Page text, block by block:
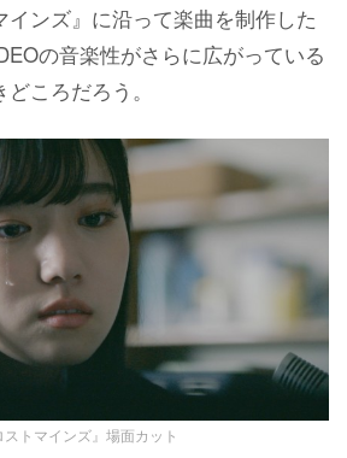
インズ』に沿って楽曲を制作した
の音楽性がさらに広がっている
ころだろう。
ストマインズ』場面カット